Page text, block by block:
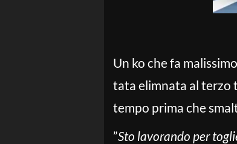
Un ko che fa
tata elimnata al terzo
tempo prima che
”Sto lavorando per